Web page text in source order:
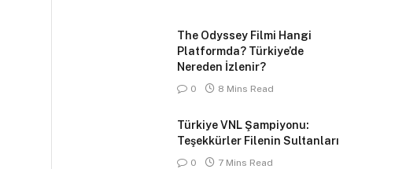
The Odyssey Filmi Hangi
Platformda? Türkiye’de
Nereden İzlenir?
0 8 Mins Read
Türkiye VNL Şampiyonu:
Teşekkürler Filenin Sultanları
0 7 Mins Read